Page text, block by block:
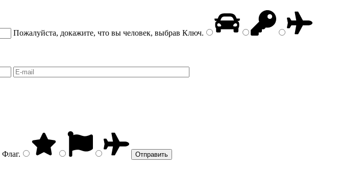
Пожалуйста, докажите, что вы человек, выбрав Ключ.
Флаг.